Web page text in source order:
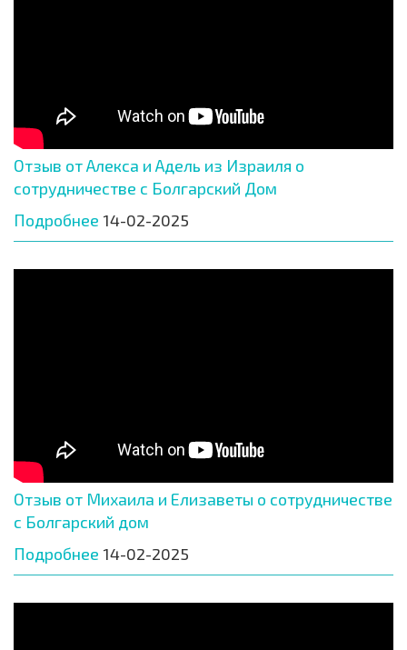
Отзыв от Алекса и Адель из Израиля о
сотрудничестве с Болгарский Дом
Подробнее 14-02-2025
Отзыв от Михаила и Елизаветы о сотрудничестве
с Болгарский дом
Подробнее 14-02-2025